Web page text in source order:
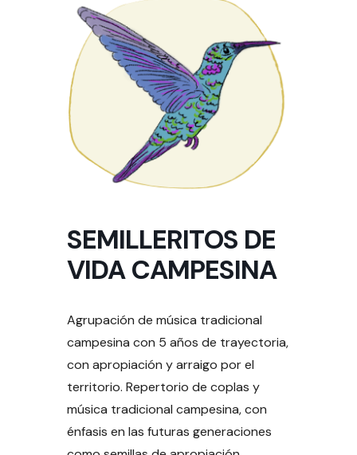
SEMILLERITOS DE
VIDA CAMPESINA
Agrupación de música tradicional
campesina con 5 años de trayectoria,
con apropiación y arraigo por el
territorio. Repertorio de coplas y
música tradicional campesina, con
énfasis en las futuras generaciones